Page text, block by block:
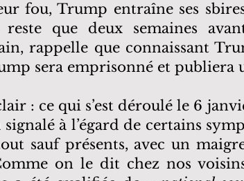
fou, Trump entraîne ses
reste que deux semaines
rappelle que connaissant
sera emprisonné et publiera
: ce qui s’est déroulé le 6
à l’égard de certains
sauf présents, avec un
on le dit chez nos